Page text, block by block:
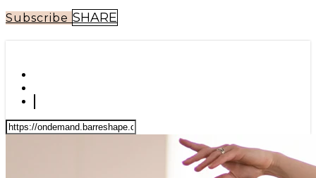
Subscribe SHARE